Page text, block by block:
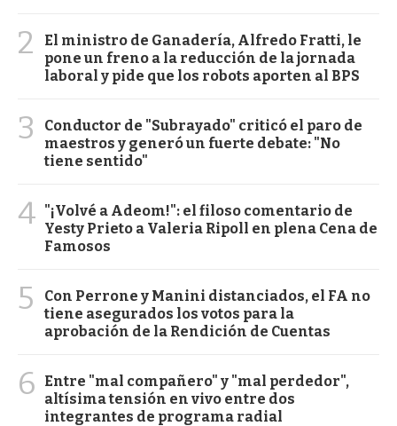
2
El ministro de Ganadería, Alfredo Fratti, le
pone un freno a la reducción de la jornada
laboral y pide que los robots aporten al BPS
3
Conductor de "Subrayado" criticó el paro de
maestros y generó un fuerte debate: "No
tiene sentido"
4 "¡Volvé a Adeom!": el filoso comentario de
Yesty Prieto a Valeria Ripoll en plena Cena de
Famosos
5
Con Perrone y Manini distanciados, el FA no
tiene asegurados los votos para la
aprobación de la Rendición de Cuentas
6
Entre "mal compañero" y "mal perdedor",
altísima tensión en vivo entre dos
integrantes de programa radial